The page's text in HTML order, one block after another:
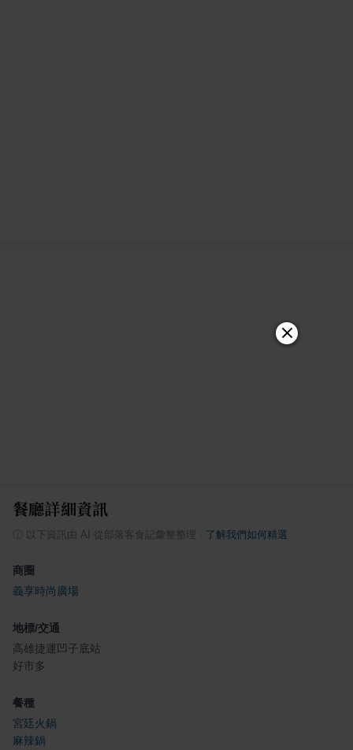
餐廳詳細資訊
ⓘ 以下資訊由 AI 從部落客食記彙整整理 了解我們如何精選
商圈
義享時尚廣場
地標/交通
高雄捷運凹子底站
好市多
餐種
宮廷火鍋
麻辣鍋